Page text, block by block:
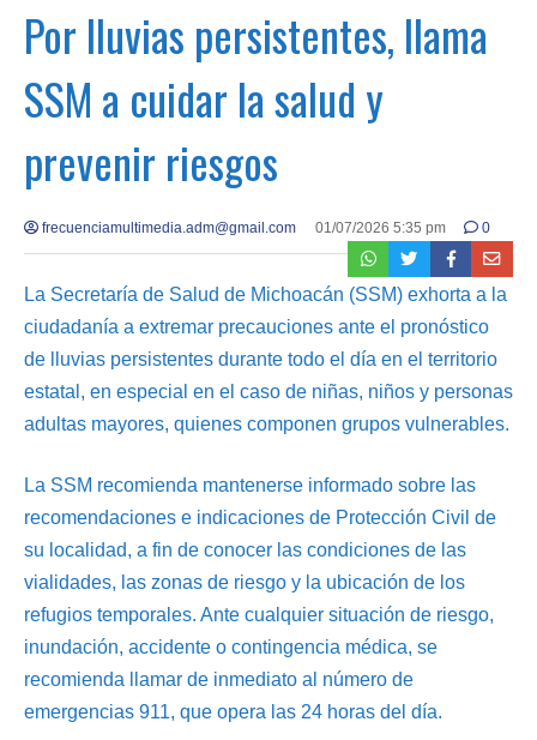
Por lluvias persistentes, llama
SSM a cuidar la salud y
prevenir riesgos
frecuenciamultimedia.adm@gmail.com 01/07/2026 5:35 pm 0
La Secretaría de Salud de Michoacán (SSM) exhorta a la
ciudadanía a extremar precauciones ante el pronóstico
de lluvias persistentes durante todo el día en el territorio
estatal, en especial en el caso de niñas, niños y personas
adultas mayores, quienes componen grupos vulnerables.
La SSM recomienda mantenerse informado sobre las
recomendaciones e indicaciones de Protección Civil de
su localidad, a fin de conocer las condiciones de las
vialidades, las zonas de riesgo y la ubicación de los
refugios temporales. Ante cualquier situación de riesgo,
inundación, accidente o contingencia médica, se
recomienda llamar de inmediato al número de
emergencias 911, que opera las 24 horas del día.